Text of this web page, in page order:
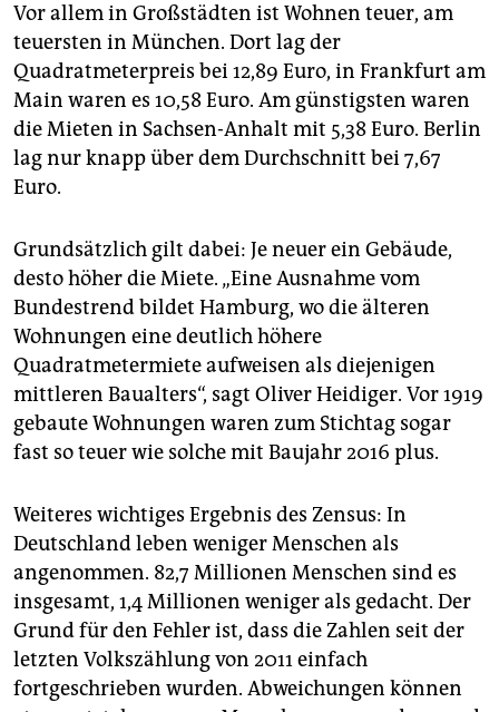
Vor allem in Großstädten ist Wohnen teuer, am
teuersten in München. Dort lag der
Quadratmeterpreis bei 12,89 Euro, in Frankfurt am
Main waren es 10,58 Euro. Am günstigsten waren
die Mieten in Sachsen-Anhalt mit 5,38 Euro. Berlin
lag nur knapp über dem Durchschnitt bei 7,67
Euro.
Grundsätzlich gilt dabei: Je neuer ein Gebäude,
desto höher die Miete. „Eine Ausnahme vom
Bundestrend bildet Hamburg, wo die älteren
Wohnungen eine deutlich höhere
Quadratmetermiete aufweisen als diejenigen
mittleren Baualters“, sagt Oliver Heidiger. Vor 1919
gebaute Wohnungen waren zum Stichtag sogar
fast so teuer wie solche mit Baujahr 2016 plus.
Weiteres wichtiges Ergebnis des Zensus: In
Deutschland leben weniger Menschen als
angenommen. 82,7 Millionen Menschen sind es
insgesamt, 1,4 Millionen weniger als gedacht. Der
Grund für den Fehler ist, dass die Zahlen seit der
letzten Volkszählung von 2011 einfach
fortgeschrieben wurden. Abweichungen können